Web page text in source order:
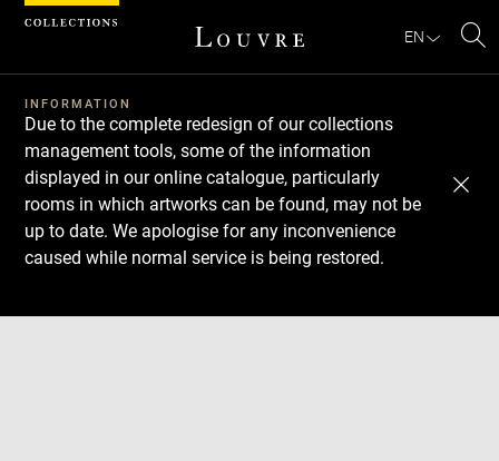
EN
INFORMATION
Due to the complete redesign of our collections
management tools, some of the information
displayed in our online catalogue, particularly
rooms in which artworks can be found, may not be
up to date. We apologise for any inconvenience
caused while normal service is being restored.
Download
Next
Previous
Cookies management panel